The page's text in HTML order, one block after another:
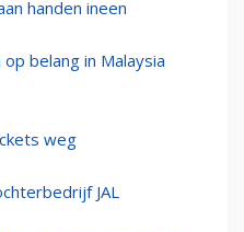
handen ineen
op belang in Malaysia
weg
JAL